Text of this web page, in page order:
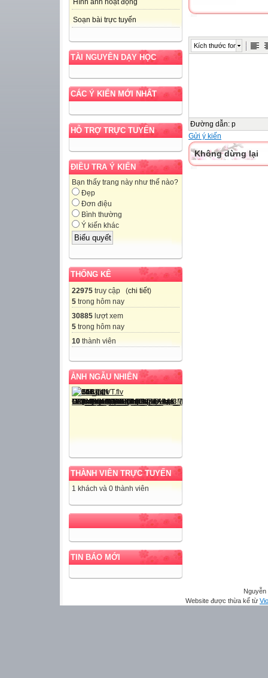
Hình ảnh hoạt động
Soạn bài trực tuyến
TÀI NGUYÊN DẠY HỌC
CÁC Ý KIẾN MỚI NHẤT
HỖ TRỢ TRỰC TUYẾN
ĐIỀU TRA Ý KIẾN
Bạn thấy trang này như thế nào?
Đẹp
Đơn điệu
Bình thường
Ý kiến khác
THỐNG KÊ
22975 truy cập (chi tiết)
5 trong hôm nay
30885 lượt xem
5 trong hôm nay
10 thành viên
ẢNH NGẪU NHIÊN
THÀNH VIÊN TRỰC TUYẾN
1 khách và 0 thành viên
TIN BÁO MỚI
Kích thước font
Đường dẫn: p
Gửi ý kiến
Không dừng lại
Website được thừa kế từ